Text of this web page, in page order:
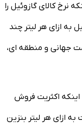
نرخ کالای گازوئیل را
به ازای هر لیتر چند
جهانی و منطقه ای،
اینکه اکثریت فروش
دولت به ازای هر لیتر بنزین